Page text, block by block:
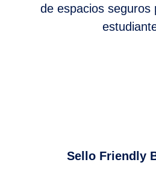
de espacios seguros
Sello Friendly